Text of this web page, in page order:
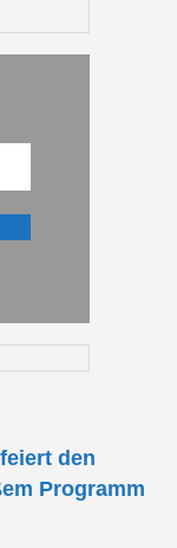
den
Programm